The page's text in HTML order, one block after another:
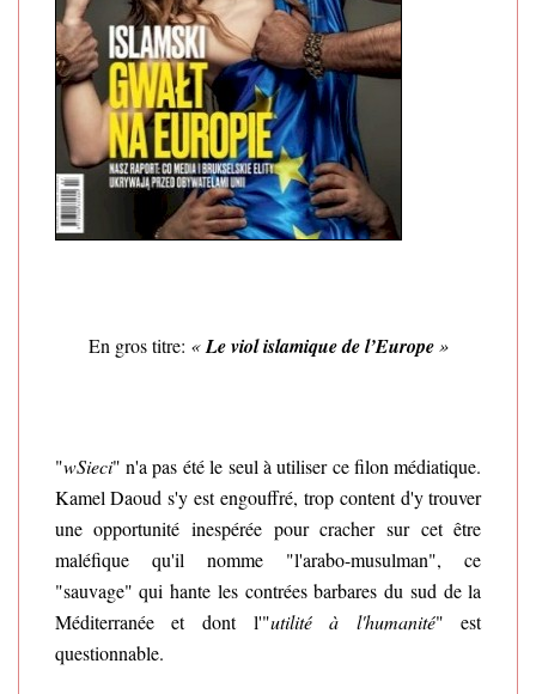
En gros titre: «Le viol islamique de l’Europe»
"wSieci" n'a pas été le seul à utiliser ce filon médiatique.
Kamel Daoud s'y est engouffré, trop content d'y trouver
uneopportunité inespérée pour cracher sur cet être
maléfique qu'il nomme "l'arabo-musulman", ce
"sauvage" qui hante les contrées barbares du sud de la
Méditerranée et dont l'"utilité à l'humanité" est
questionnable.